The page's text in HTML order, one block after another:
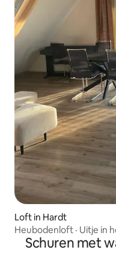
Loft in Hardt
Heubodenloft · Uitje in
Schuren met